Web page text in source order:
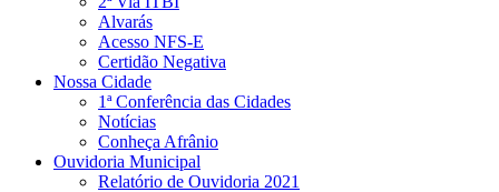
Alvarás
Acesso NFS-E
Certidão Negativa
Nossa Cidade
1ª Conferência das Cidades
Notícias
Conheça Afrânio
Ouvidoria Municipal
Relatório de Ouvidoria 2021